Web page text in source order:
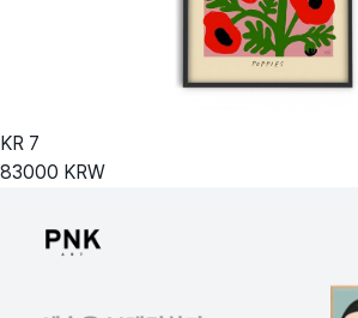
KR 7
83000 KRW